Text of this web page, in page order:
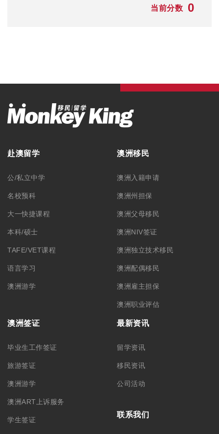
当前分数 0
赴澳留学
公/私立中学
名校预科
大一快捷课程
本科/硕士
TAFE/VET课程
语言学习
澳洲游学
澳洲移民
澳洲入籍申请
澳洲州担保
澳洲父母移民
澳洲NIV签证
澳洲独立技术移民
澳洲配偶移民
澳洲雇主担保
澳洲职业评估
澳洲签证
毕业生工作签证
旅游签证
澳洲游学
澳洲ART上诉服务
学生签证
最新资讯
留学资讯
移民资讯
公司活动
联系我们